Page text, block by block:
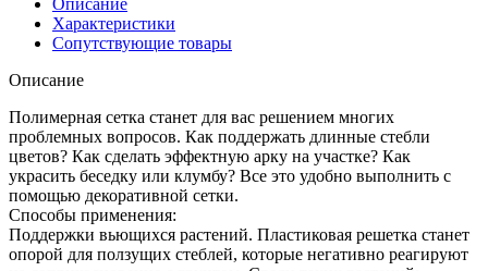
Характеристики
Сопутствующие товары
Описание
Полимерная сетка станет для вас решением многих
проблемных вопросов. Как поддержать длинные стебли
цветов? Как сделать эффектную арку на участке? Как
украсить беседку или клумбу? Все это удобно выполнить с
помощью декоративной сетки.
Способы применения:
Поддержки вьющихся растений. Пластиковая решетка станет
опорой для ползущих стеблей, которые негативно реагируют